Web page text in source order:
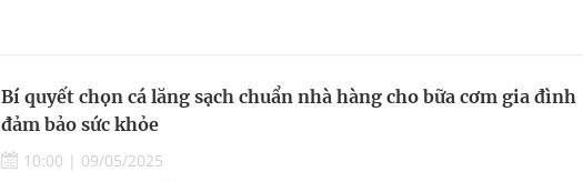
Bí quyết chọn cá lăng sạch chuẩn nhà hàng cho bữa cơm gia đình
đảm bảo sức khỏe
10:00 | 09/05/2025